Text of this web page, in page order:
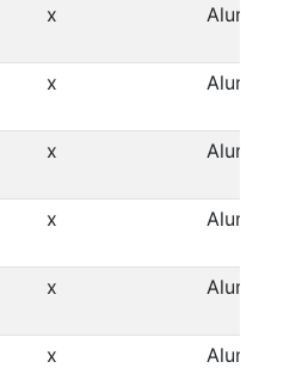
x Alumínio
x Alumínio
x Alumínio
x Alumínio
x Alumínio
x Alumínio